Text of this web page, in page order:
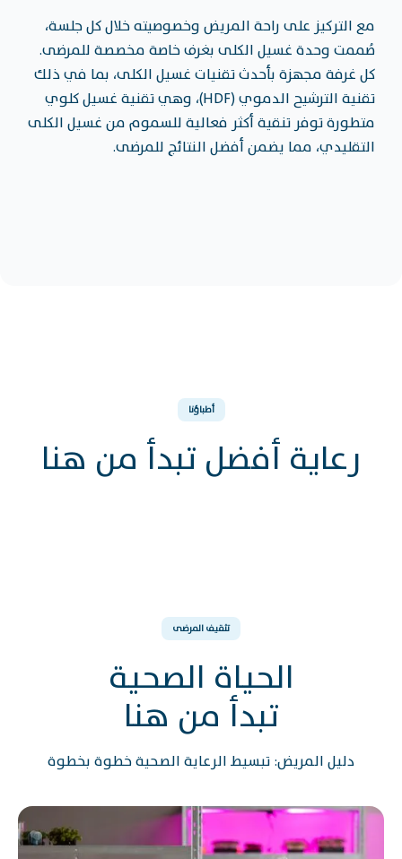
مع التركيز على راحة المريض وخصوصيته خلال كل جلسة،
صُممت وحدة غسيل الكلى بغرف خاصة مخصصة للمرضى.
كل غرفة مجهزة بأحدث تقنيات غسيل الكلى، بما في ذلك
تقنية الترشيح الدموي (HDF)، وهي تقنية غسيل كلوي
متطورة توفر تنقية أكثر فعالية للسموم من غسيل الكلى
التقليدي، مما يضمن أفضل النتائج للمرضى.
أطباؤنا
رعاية أفضل تبدأ من هنا
د. محمد أحمد
استشاري, طب الكلى
د. بسمه الياسر
استشاري, طب الكلى
تثقيف المرضى
الحياة الصحية
تبدأ من هنا
دليل المريض: تبسيط الرعاية الصحية خطوة بخطوة